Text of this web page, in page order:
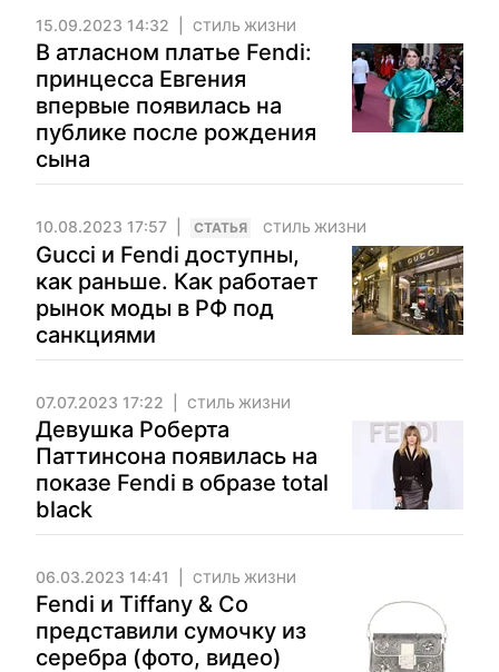
15.09.2023 14:32 СТИЛЬ ЖИЗНИ
В атласном платье Fendi:
принцесса Евгения
впервые появилась на
публике после рождения
сына
10.08.2023 17:57 CТАТЬЯ СТИЛЬ ЖИЗНИ
Gucci и Fendi доступны,
как раньше. Как работает
рынок моды в РФ под
санкциями
07.07.2023 17:22 СТИЛЬ ЖИЗНИ
Девушка Роберта
Паттинсона появилась на
показе Fendi в образе total
black
06.03.2023 14:41 СТИЛЬ ЖИЗНИ
Fendi и Tiffany & Co
представили сумочку из
серебра (фото, видео)